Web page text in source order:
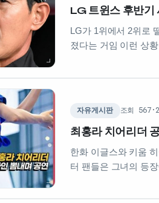
LG 트윈스 후반기
LG가 1위에서 2위로
졌다는 거임 이런 상
자유게시판 조회 567 ·
최홍라 치어리더
한화 이글스와 키움
터 팬들은 그녀의 등